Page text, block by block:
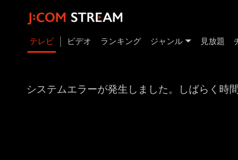
テレビ ビデオ ランキング ジャンル 見放題
システムエラーが発生しました。しばらく時